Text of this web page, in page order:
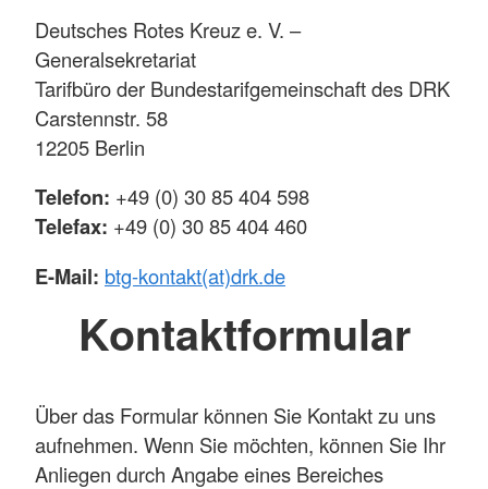
Deutsches Rotes Kreuz e. V. –
Generalsekretariat
Tarifbüro der Bundestarifgemeinschaft des DRK
Carstennstr. 58
12205 Berlin
Telefon: +49 (0) 30 85 404 598
Telefax: +49 (0) 30 85 404 460
E-Mail: btg-kontakt(at)drk.de
Kontaktformular
Über das Formular können Sie Kontakt zu uns
aufnehmen. Wenn Sie möchten, können Sie Ihr
Anliegen durch Angabe eines Bereiches